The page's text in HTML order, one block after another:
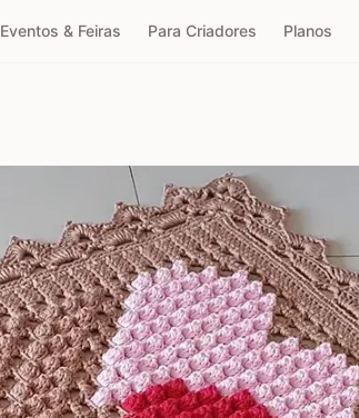
Eventos & Feiras Para Criadores Planos